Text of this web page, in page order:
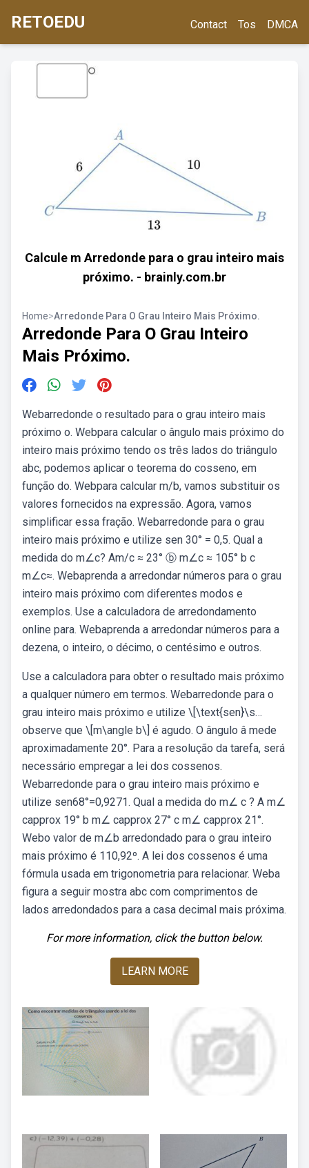
RETOEDU Contact Tos DMCA
Calcule m Arredonde para o grau inteiro mais
próximo. - brainly.com.br
Home>Arredonde Para O Grau Inteiro Mais Próximo.
Arredonde Para O Grau Inteiro
Mais Próximo.
Webarredonde o resultado para o grau inteiro mais
próximo o. Webpara calcular o ângulo mais próximo do
inteiro mais próximo tendo os três lados do triângulo
abc, podemos aplicar o teorema do cosseno, em
função do. Webpara calcular m/b, vamos substituir os
valores fornecidos na expressão. Agora, vamos
simplificar essa fração. Webarredonde para o grau
inteiro mais próximo e utilize sen 30° = 0,5. Qual a
medida do m∠c? Am/c ≈ 23° ⓑ m∠c ≈ 105° b c
m∠c≈. Webaprenda a arredondar números para o grau
inteiro mais próximo com diferentes modos e
exemplos. Use a calculadora de arredondamento
online para. Webaprenda a arredondar números para a
dezena, o inteiro, o décimo, o centésimo e outros.
Use a calculadora para obter o resultado mais próximo
a qualquer número em termos. Webarredonde para o
grau inteiro mais próximo e utilize \[\text{sen}\s…
observe que \[m\angle b\] é agudo. O ângulo â mede
aproximadamente 20°. Para a resolução da tarefa, será
necessário empregar a lei dos cossenos.
Webarredonde para o grau inteiro mais próximo e
utilize sen68°=0,9271. Qual a medida do m∠ c ? A m∠
capprox 19° b m∠ capprox 27° c m∠ capprox 21°.
Webo valor de m∠b arredondado para o grau inteiro
mais próximo é 110,92º. A lei dos cossenos é uma
fórmula usada em trigonometria para relacionar. Weba
figura a seguir mostra abc com comprimentos de
lados arredondados para a casa decimal mais próxima.
For more information, click the button below.
LEARN MORE